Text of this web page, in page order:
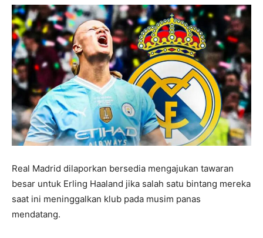
Real Madrid dilaporkan bersedia mengajukan tawaran
besar untuk Erling Haaland jika salah satu bintang mereka
saat ini meninggalkan klub pada musim panas
mendatang.